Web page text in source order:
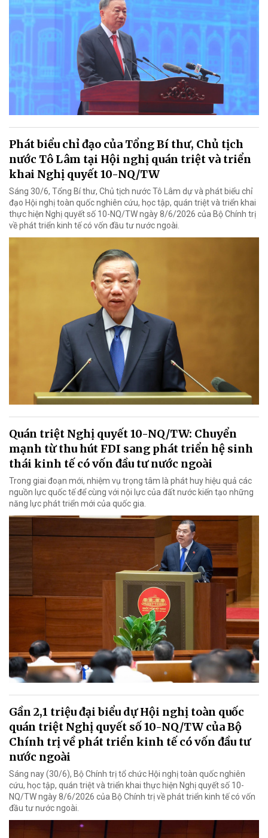
Phát biểu chỉ đạo của Tổng Bí thư, Chủ tịch
nước Tô Lâm tại Hội nghị quán triệt và triển
khai Nghị quyết 10-NQ/TW
Sáng 30/6, Tổng Bí thư, Chủ tịch nước Tô Lâm dự và phát biểu chỉ
đạo Hội nghị toàn quốc nghiên cứu, học tập, quán triệt và triển khai
thực hiện Nghị quyết số 10-NQ/TW ngày 8/6/2026 của Bộ Chính trị
về phát triển kinh tế có vốn đầu tư nước ngoài.
Quán triệt Nghị quyết 10-NQ/TW: Chuyển
mạnh từ thu hút FDI sang phát triển hệ sinh
thái kinh tế có vốn đầu tư nước ngoài
Trong giai đoạn mới, nhiệm vụ trọng tâm là phát huy hiệu quả các
nguồn lực quốc tế để cùng với nội lực của đất nước kiến tạo những
năng lực phát triển mới của quốc gia.
Gần 2,1 triệu đại biểu dự Hội nghị toàn quốc
quán triệt Nghị quyết số 10-NQ/TW của Bộ
Chính trị về phát triển kinh tế có vốn đầu tư
nước ngoài
Sáng nay (30/6), Bộ Chính trị tổ chức Hội nghị toàn quốc nghiên
cứu, học tập, quán triệt và triển khai thực hiện Nghị quyết số 10-
NQ/TW ngày 8/6/2026 của Bộ Chính trị về phát triển kinh tế có vốn
đầu tư nước ngoài.